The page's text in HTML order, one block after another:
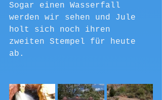
Sogar einen Wasserfall
werden wir sehen und Jule
holt sich noch ihren
zweiten Stempel für heute
ab.